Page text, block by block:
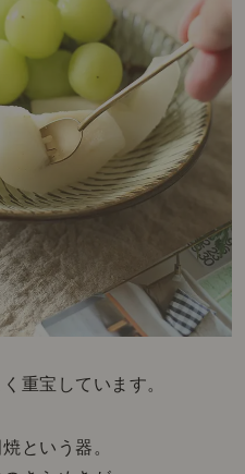
重宝しています。
という器。